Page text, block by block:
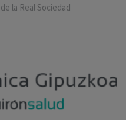
la Real Sociedad